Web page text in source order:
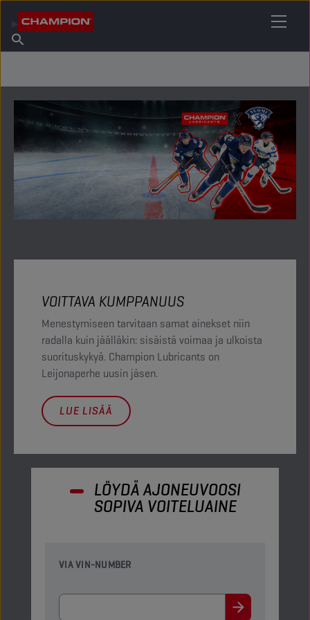
Tietoa Championista
Etsi myyntipiste
VOITTAVA KUMPPANUUS
Menestymiseen tarvitaan samat ainekset niin
radalla kuin jäälläkin: sisäistä voimaa ja ulkoista
suorituskykyä. Champion Lubricants on
Leijonaperhe uusin jäsen.
LUE LISÄÄ
LÖYDÄ AJONEUVOOSI
SOPIVA VOITELUAINE​
VIA VIN-NUMBER